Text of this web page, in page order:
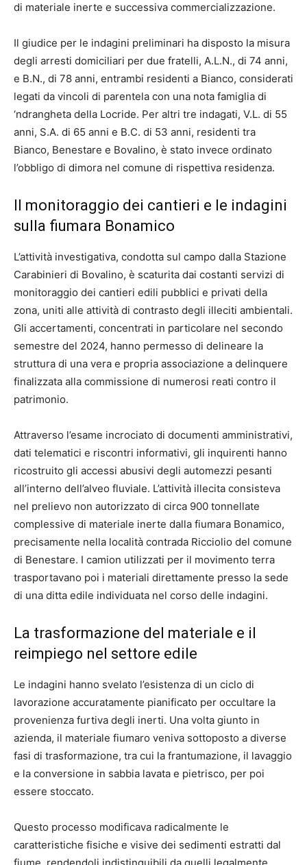
di materiale inerte e successiva commercializzazione.
Il giudice per le indagini preliminari ha disposto la misura
degli arresti domiciliari per due fratelli, A.L.N., di 74 anni,
e B.N., di 78 anni, entrambi residenti a Bianco, considerati
legati da vincoli di parentela con una nota famiglia di
‘ndrangheta della Locride. Per altri tre indagati, V.L. di 55
anni, S.A. di 65 anni e B.C. di 53 anni, residenti tra
Bianco, Benestare e Bovalino, è stato invece ordinato
l’obbligo di dimora nel comune di rispettiva residenza.
Il monitoraggio dei cantieri e le indagini
sulla fiumara Bonamico
L’attività investigativa, condotta sul campo dalla Stazione
Carabinieri di Bovalino, è scaturita dai costanti servizi di
monitoraggio dei cantieri edili pubblici e privati della
zona, uniti alle attività di contrasto degli illeciti ambientali.
Gli accertamenti, concentrati in particolare nel secondo
semestre del 2024, hanno permesso di delineare la
struttura di una vera e propria associazione a delinquere
finalizzata alla commissione di numerosi reati contro il
patrimonio.
Attraverso l’esame incrociato di documenti amministrativi,
dati telematici e riscontri informativi, gli inquirenti hanno
ricostruito gli accessi abusivi degli automezzi pesanti
all’interno dell’alveo fluviale. L’attività illecita consisteva
nel prelievo non autorizzato di circa 900 tonnellate
complessive di materiale inerte dalla fiumara Bonamico,
precisamente nella località contrada Ricciolio del comune
di Benestare. I camion utilizzati per il movimento terra
trasportavano poi i materiali direttamente presso la sede
di una ditta edile individuata nel corso delle indagini.
La trasformazione del materiale e il
reimpiego nel settore edile
Le indagini hanno svelato l’esistenza di un ciclo di
lavorazione accuratamente pianificato per occultare la
provenienza furtiva degli inerti. Una volta giunto in
azienda, il materiale fiumaro veniva sottoposto a diverse
fasi di trasformazione, tra cui la frantumazione, il lavaggio
e la conversione in sabbia lavata e pietrisco, per poi
essere stoccato.
Questo processo modificava radicalmente le
caratteristiche fisiche e visive dei sedimenti estratti dal